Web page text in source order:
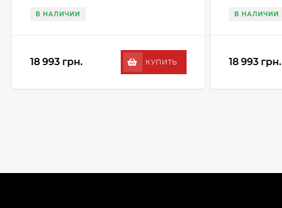
В НАЛИЧИИ
18 993 грн. КУПИТЬ
В НАЛИЧИИ
18 993 грн.